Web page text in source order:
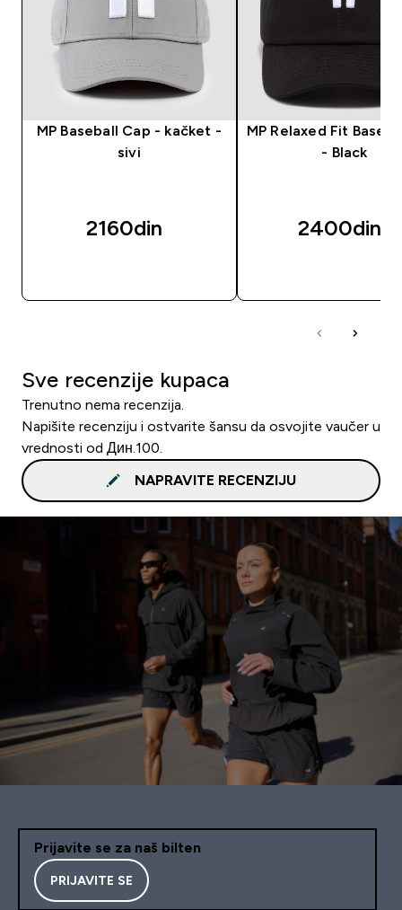
MP Baseball Cap - kačket -
sivi
2160din‎
MP Relaxed Fit
- Black
2400din‎
Sve recenzije kupaca
Trenutno nema recenzija.
Napišite recenziju i ostvarite šansu da osvojite vaučer u
vrednosti od Дин.100.
NAPRAVITE RECENZIJU
Prijavite se za naš bilten
PRIJAVITE SE